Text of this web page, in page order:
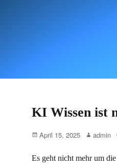
KI Wissen ist
Posted
April 15, 2025 Author
admin
Es geht nicht mehr um